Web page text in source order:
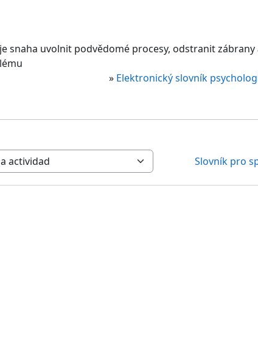
snaha uvolnit podvědomé procesy, odstranit zábrany
» Elektronický slovník
Slovník pro